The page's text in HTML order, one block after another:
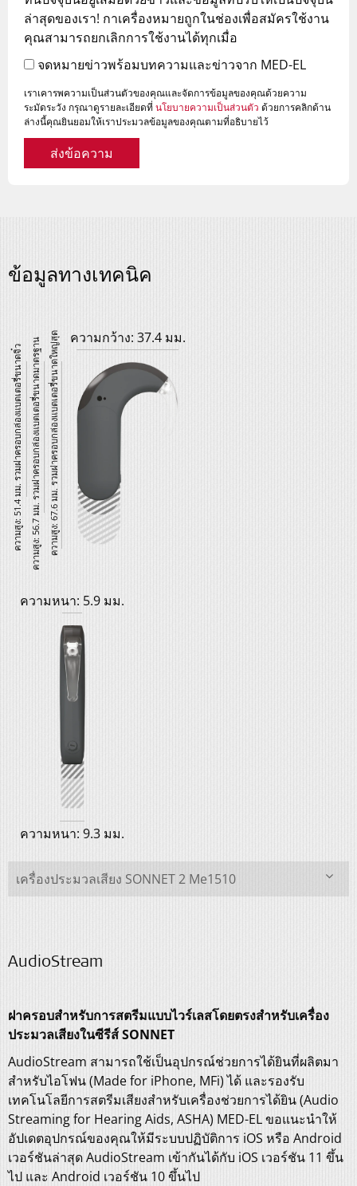
ล่าสุดของเรา! กาเครื่องหมายถูกในช่องเพื่อสมัครใช้งาน
คุณสามารถยกเลิกการใช้งานได้ทุกเมื่อ
จดหมายข่าวพร้อมบทความและข่าวจาก MED-EL
เราเคารพความเป็นส่วนตัวของคุณและจัดการข้อมูลของคุณด้วยความ
ระมัดระวัง กรุณาดูรายละเอียดที่นโยบายความเป็นส่วนตัว ด้วยการคลิกด้าน
ล่างนี้คุณยินยอมให้เราประมวลข้อมูลของคุณตามที่อธิบายไว้
ส่งข้อความ
ข้อมูลทางเทคนิค
ความกว้าง: 37.4 มม.
ความสูง: 67.6 มม. รวมฝาครอบกล่องแบตเตอรี่ขนาดใหญ่สุด
ความสูง: 56.7 มม. รวมฝาครอบกล่องแบตเตอรี่ขนาดมาตรฐาน
ความสูง: 51.4 มม. รวมฝาครอบกล่องแบตเตอรี่ขนาดจิ๋ว
ความหนา: 5.9 มม.
ความหนา: 9.3 มม.
เครื่องประมวลเสียง SONNET 2 Me1510
AudioStream
ฝาครอบสำหรับการสตรีมแบบไวร์เลสโดยตรงสำหรับเครื่อง
ประมวลเสียงในซีรีส์ SONNET
AudioStream สามารถใช้เป็นอุปกรณ์ช่วยการได้ยินที่ผลิตมา
สำหรับไอโฟน (Made for iPhone, MFi) ได้ และรองรับ
เทคโนโลยีการสตรีมเสียงสำหรับเครื่องช่วยการได้ยิน (Audio
Streaming for Hearing Aids, ASHA) MED-EL ขอแนะนำให้
อัปเดตอุปกรณ์ของคุณให้มีระบบปฏิบัติการ iOS หรือ Android
เวอร์ชันล่าสุด AudioStream เข้ากันได้กับ iOS เวอร์ชัน 11 ขึ้น
ไป และ Android เวอร์ชัน 10 ขึ้นไป